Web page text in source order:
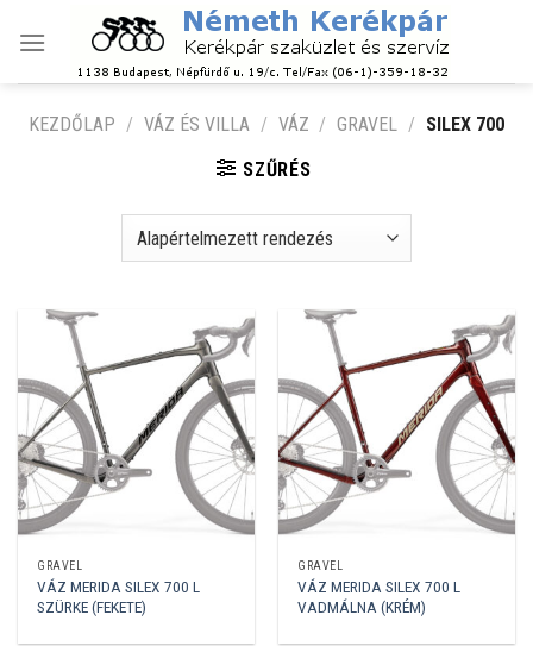
KEZDŐLAP / VÁZ ÉS VILLA / VÁZ / GRAVEL / SILEX 700
SZŰRÉS
GRAVEL
VÁZ MERIDA SILEX 700 L
SZÜRKE (FEKETE)
GRAVEL
VÁZ MERIDA SILEX 700 L
VADMÁLNA (KRÉM)